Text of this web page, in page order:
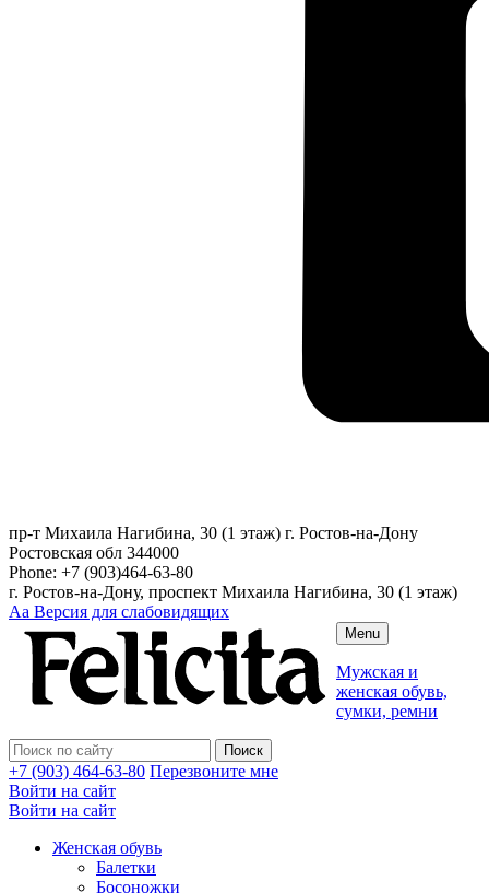
пр-т Михаила Нагибина, 30 (1 этаж) г. Ростов-на-Дону
Ростовская обл 344000
Phone: +7 (903)464-63-80
г. Ростов-на-Дону, проспект Михаила Нагибина, 30 (1 этаж)
Аа Версия для слабовидящих
Menu
Мужская и
женская обувь,
сумки, ремни
+7 (903) 464-63-80 Перезвоните мне
Войти на сайт
Войти на сайт
Женская обувь
Балетки
Босоножки